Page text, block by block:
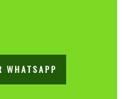
WHATSAPP